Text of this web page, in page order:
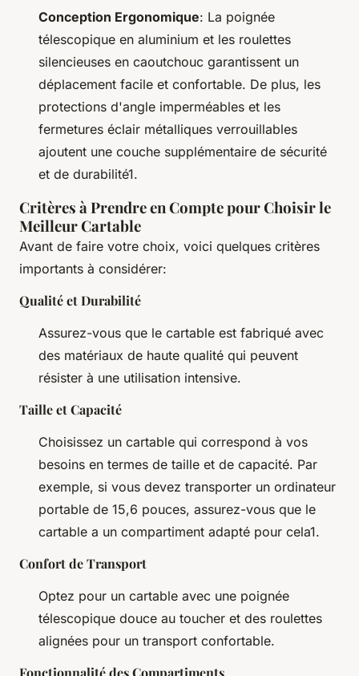
Conception Ergonomique: La poignée
télescopique en aluminium et les roulettes
silencieuses en caoutchouc garantissent un
déplacement facile et confortable. De plus, les
protections d'angle imperméables et les
fermetures éclair métalliques verrouillables
ajoutent une couche supplémentaire de sécurité
et de durabilité1.
Critères à Prendre en Compte pour Choisir le
Meilleur Cartable
Avant de faire votre choix, voici quelques critères
importants à considérer:
Qualité et Durabilité
Assurez-vous que le cartable est fabriqué avec
des matériaux de haute qualité qui peuvent
résister à une utilisation intensive.
Taille et Capacité
Choisissez un cartable qui correspond à vos
besoins en termes de taille et de capacité. Par
exemple, si vous devez transporter un ordinateur
portable de 15,6 pouces, assurez-vous que le
cartable a un compartiment adapté pour cela1.
Confort de Transport
Optez pour un cartable avec une poignée
télescopique douce au toucher et des roulettes
alignées pour un transport confortable.
Fonctionnalité des Compartiments